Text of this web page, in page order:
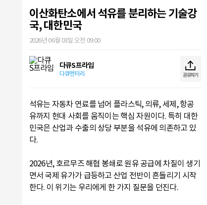
이산화탄소에서 석유를 분리하는 기술강
국, 대한민국
2026년 06월 03일 오전 09:00
다큐S프라임
다큐멘터리 공유하기
석유는 자동차 연료를 넘어 플라스틱, 의류, 세제, 항공
유까지 현대 사회를 움직이는 핵심 자원이다. 특히 대한
민국은 산업과 수출의 상당 부분을 석유에 의존하고 있
다.
2026년, 호르무즈 해협 봉쇄로 원유 공급에 차질이 생기
면서 국제 유가가 급등하고 산업 전반이 흔들리기 시작
한다. 이 위기는 우리에게 한 가지 질문을 던진다.